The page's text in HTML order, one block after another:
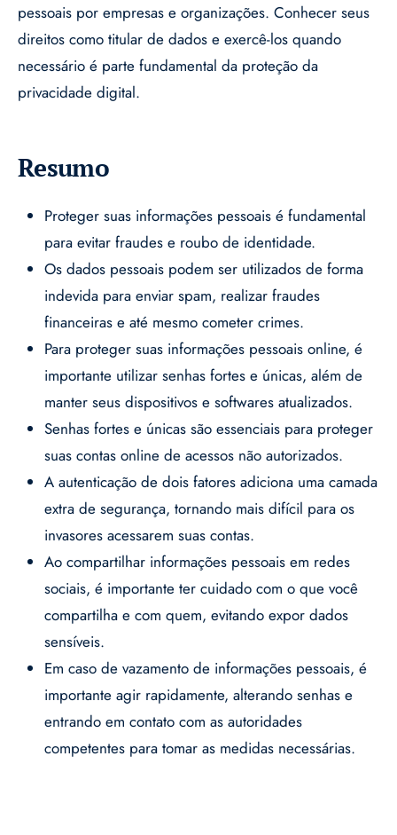
pessoais por empresas e organizações. Conhecer seus
direitos como titular de dados e exercê-los quando
necessário é parte fundamental da proteção da
privacidade digital.
Resumo
Proteger suas informações pessoais é fundamental
para evitar fraudes e roubo de identidade.
Os dados pessoais podem ser utilizados de forma
indevida para enviar spam, realizar fraudes
financeiras e até mesmo cometer crimes.
Para proteger suas informações pessoais online, é
importante utilizar senhas fortes e únicas, além de
manter seus dispositivos e softwares atualizados.
Senhas fortes e únicas são essenciais para proteger
suas contas online de acessos não autorizados.
A autenticação de dois fatores adiciona uma camada
extra de segurança, tornando mais difícil para os
invasores acessarem suas contas.
Ao compartilhar informações pessoais em redes
sociais, é importante ter cuidado com o que você
compartilha e com quem, evitando expor dados
sensíveis.
Em caso de vazamento de informações pessoais, é
importante agir rapidamente, alterando senhas e
entrando em contato com as autoridades
competentes para tomar as medidas necessárias.